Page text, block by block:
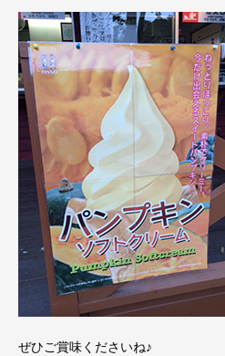
ぜひご賞味くださいね♪